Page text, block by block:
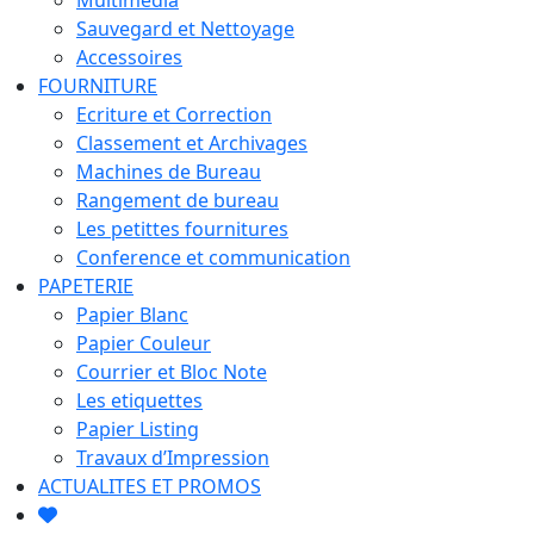
Sauvegard et Nettoyage
Accessoires
FOURNITURE
Ecriture et Correction
Classement et Archivages
Machines de Bureau
Rangement de bureau
Les petittes fournitures
Conference et communication
PAPETERIE
Papier Blanc
Papier Couleur
Courrier et Bloc Note
Les etiquettes
Papier Listing
Travaux d’Impression
ACTUALITES ET PROMOS